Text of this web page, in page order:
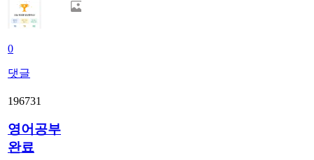
0
댓글
196731
영어공부
완료